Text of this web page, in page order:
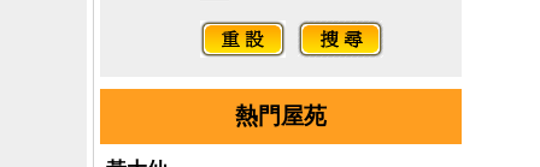
熱門屋苑